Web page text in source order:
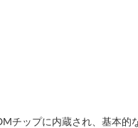
チップに内蔵され、基本